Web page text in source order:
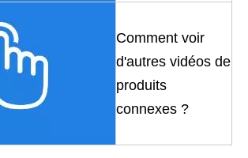
Comment voir
d'autres vidéos de
produits
connexes ?